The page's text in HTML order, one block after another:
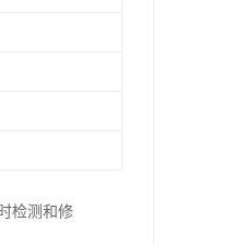
检测和修